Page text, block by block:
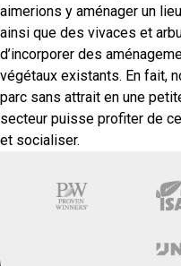
aimerions y aménager un
ainsi que des vivaces et
d’incorporer des
végétaux existants. En fait,
parc sans attrait en une
secteur puisse profiter de
et socialiser.